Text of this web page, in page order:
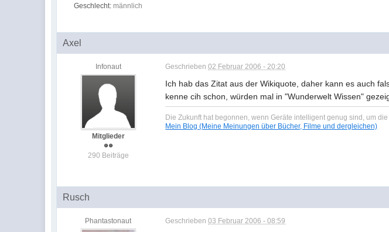
Geschlecht: männlich
Axel
Infonaut
Mitglieder
290 Beiträge
Geschrieben02 Februar 2006 - 20:20
Ich hab das Zitat aus der Wikiquote, daher kann es auch
kenne cih schon, würden mal in "Wunderwelt Wissen"
Die Zukunft hat begonnen, wenn Geräte intelligent genug sind, um
Mein Blog (Meine Meinungen über Bücher, Filme und dergleichen)
Rusch
Phantastonaut Geschrieben03 Februar 2006 - 08:59